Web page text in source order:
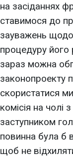
на засіданнях
ставимося до
зауважень щодо
процедуру його
зараз можна
законопроекту
скористатися
комісія на
заступником
повинна була б
щоб не